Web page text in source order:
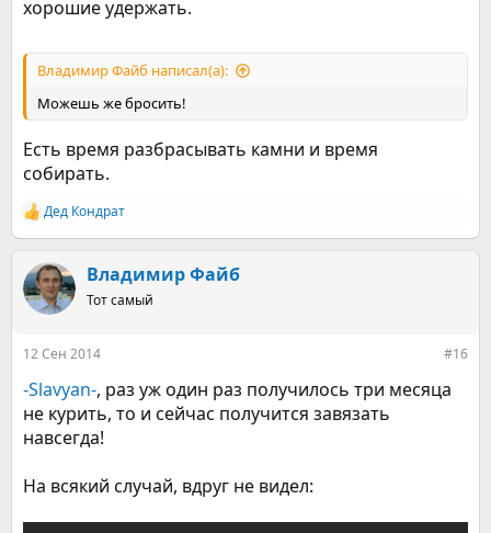
хорошие удержать.
Владимир Файб написал(а):
Можешь же бросить!
Есть время разбрасывать камни и время
собирать.
Р
е
к
ц
и
Дед Кондрат
Владимир Файб
Тот самый
12 Сен 2014 #16
-Slavyan-, раз уж один раз получилось три месяца
не курить, то и сейчас получится завязать
навсегда!
На всякий случай, вдруг не видел: